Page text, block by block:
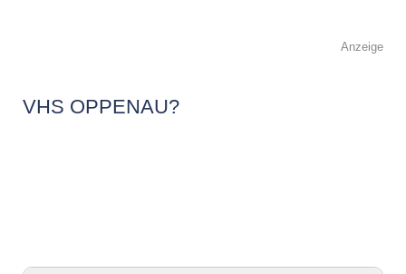
Anzeige
VHS OPPENAU?